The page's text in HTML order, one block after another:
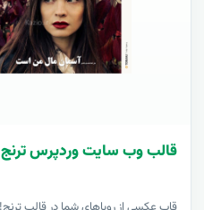
قالب وب سايت وردپرس ترنج